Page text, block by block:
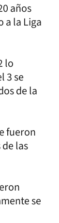
años
a la Liga
lo
3 se
de la
fueron
las
se